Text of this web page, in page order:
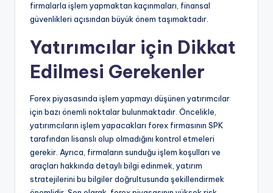
firmalarla işlem yapmaktan kaçınmaları, finansal
güvenlikleri açısından büyük önem taşımaktadır.
Yatırımcılar için Dikkat
Edilmesi Gerekenler
Forex piyasasında işlem yapmayı düşünen yatırımcılar
için bazı önemli noktalar bulunmaktadır. Öncelikle,
yatırımcıların işlem yapacakları forex firmasının SPK
tarafından lisanslı olup olmadığını kontrol etmeleri
gerekir. Ayrıca, firmaların sunduğu işlem koşulları ve
araçları hakkında detaylı bilgi edinmek, yatırım
stratejilerini bu bilgiler doğrultusunda şekillendirmek